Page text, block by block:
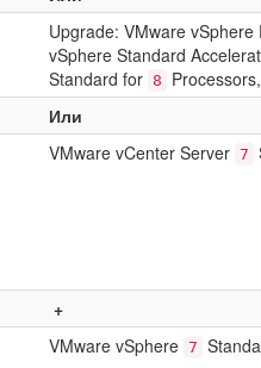
Upgrade: VMware vSphere
vSphere Standard
Standard for 8 Processors,
Или
VMware vCenter Server 7
+
VMware vSphere 7